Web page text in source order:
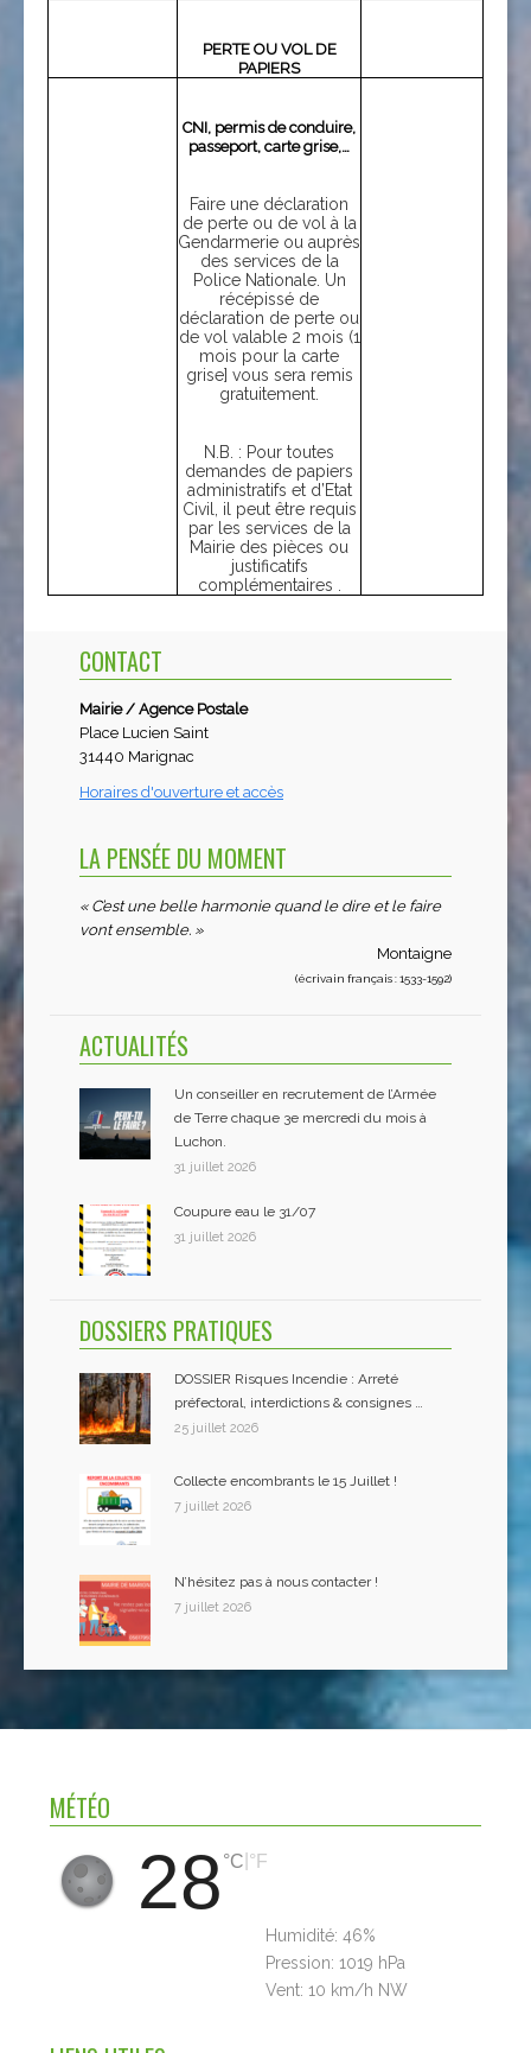
PERTE OU VOL DE
PAPIERS
CNI, permis de conduire,
passeport, carte grise,…
Faire une déclaration
de perte ou de vol à la
Gendarmerie ou auprès
des services de la
Police Nationale. Un
récépissé de
déclaration de perte ou
de vol valable 2 mois (1
mois pour la carte
grise] vous sera remis
gratuitement.
N.B. : Pour toutes
demandes de papiers
administratifs et d’Etat
Civil, il peut être requis
par les services de la
Mairie des pièces ou
justificatifs
complémentaires .
CONTACT
Mairie / Agence Postale
Place Lucien Saint
31440 Marignac
Horaires d'ouverture et accès
LA PENSÉE DU MOMENT
« C’est une belle harmonie quand le dire et le faire
vont ensemble. »
Montaigne
(écrivain français : 1533-1592)
ACTUALITÉS
Un conseiller en recrutement de l’Armée
de Terre chaque 3e mercredi du mois à
Luchon.
31 juillet 2026
Coupure eau le 31/07
31 juillet 2026
DOSSIERS PRATIQUES
DOSSIER Risques Incendie : Arreté
préfectoral, interdictions & consignes …
25 juillet 2026
Collecte encombrants le 15 Juillet !
7 juillet 2026
N’hésitez pas à nous contacter !
7 juillet 2026
MÉTÉO
28 °C °F
Humidité: 46%
Pression: 1019 hPa
Vent: 10 km/h NW